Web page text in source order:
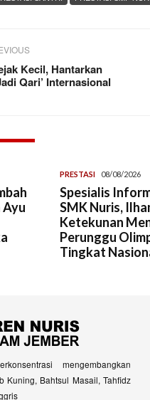
Kecil, Hantarkan
Qari’ Internasional
Ayu
PRESTASI 08/08/2026
Spesialis
SMK Nuris,
Ketekunan
Perunggu
Tingkat
mengembangkan
Kuning, Bahtsul Masail, Tahfidz